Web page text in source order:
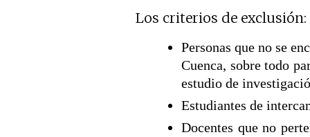
Los criterios de exclusión:
Personas que no se
Cuenca, sobre todo
estudio de
Estudiantes de
Docentes que no